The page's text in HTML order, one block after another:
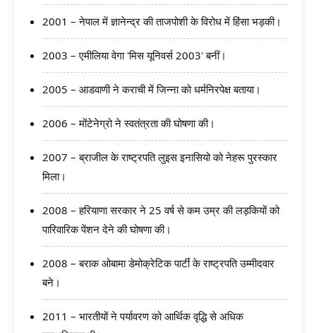
2001 – नेपाल में ज्ञानेन्द्र की ताजपोशी के विरोध में हिंसा भड़की।
2003 – एमीलिया वेगा 'मिस यूनिवर्स 2003' बनीं।
2005 – आडवाणी ने कराची में जिन्ना को धर्मनिरपेक्ष बताया।
2006 – मोंटेनेग्रो ने स्वतंत्रता की घोषणा की।
2007 – ब्राजील के राष्ट्रपति लुइस इनासियो को नेहरू पुरस्कार
मिला।
2008 – हरियाणा सरकार ने 25 वर्ष से कम उम्र की लड़कियों को
पारिवारिक पेंशन देने की घोषणा की।
2008 – बराक ओबामा डेमोक्रेटिक पार्टी के राष्ट्रपति उम्मीदवार
बने।
2011 – भारतीयों ने पर्यावरण को आर्थिक वृद्धि से अधिक